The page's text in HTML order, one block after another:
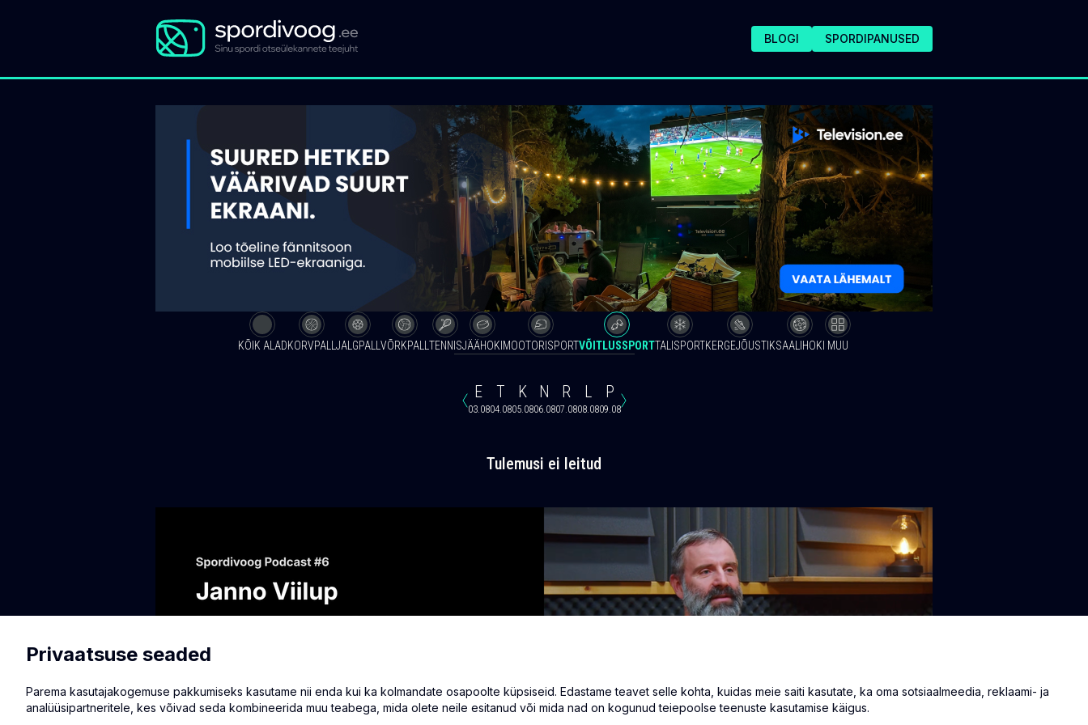
BLOGI SPORDIPANUSED
KÕIK ALADKORVPALL JALGPALL VÕRKPALL TENNISJÄÄHOKI MOOTORISPORTVÕITLUSSPORTTALISPORTKERGEJÕUSTIKSAALIHOKI MUU
E
03.08
T
04.08
K
05.08
N
06.08
R
07.08
L
08.08
P
09.08
Tulemusi ei leitud
Privaatsuse seaded
Parema kasutajakogemuse pakkumiseks kasutame nii enda kui ka kolmandate osapoolte küpsiseid. Edastame teavet selle kohta, kuidas meie saiti kasutate, ka oma sotsiaalmeedia, reklaami- ja
analüüsipartneritele, kes võivad seda kombineerida muu teabega, mida olete neile esitanud või mida nad on kogunud teiepoolse teenuste kasutamise käigus.